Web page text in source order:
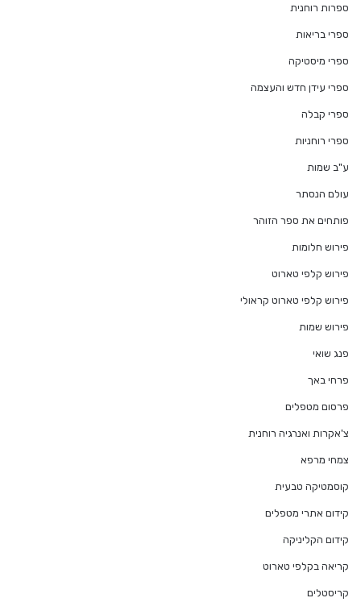
ספרות רוחנית
ספרי בריאות
ספרי מיסטיקה
ספרי עידן חדש והעצמה
ספרי קבלה
ספרי רוחניות
ע"ב שמות
עולם הנסתר
פותחים את ספר הזוהר
פירוש חלומות
פירוש קלפי טארוט
פירוש קלפי טארוט קראולי
פירוש שמות
פנג שואי
פרחי באך
פרסום מטפלים
צ'אקרות ואנרגיה רוחנית
צמחי מרפא
קוסמטיקה טבעית
קידום אתרי מטפלים
קידום הקליניקה
קריאה בקלפי טארוט
קריסטלים